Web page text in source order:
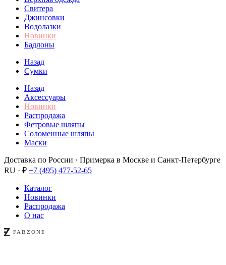
Свитера
Джинсовки
Водолазки
Новинки
Бадлоны
Назад
Сумки
Назад
Аксессуары
Новинки
Распродажа
Фетровые шляпы
Соломенные шляпы
Маски
Доставка по России · Примерка в Москве и Санкт-Петербурге
RU · ₽ +7 (495) 477-52-65
Каталог
Новинки
Распродажа
О нас